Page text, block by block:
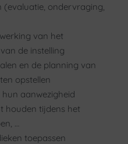
ondervraging,
van het
de instelling
en de planning van
opstellen
aanwezigheid
houden tijdens het
…
toepassen